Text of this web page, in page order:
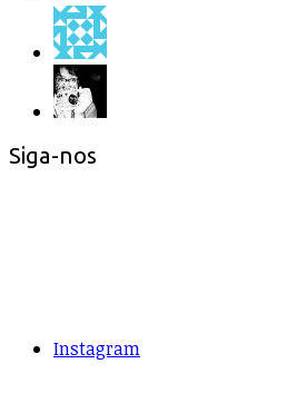
Siga-nos
Instagram